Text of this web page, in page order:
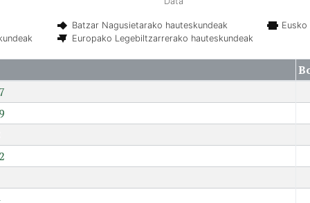
Batzar Nagusietarako hauteskundeak
Europako Legebiltzarrerako hauteskundeak